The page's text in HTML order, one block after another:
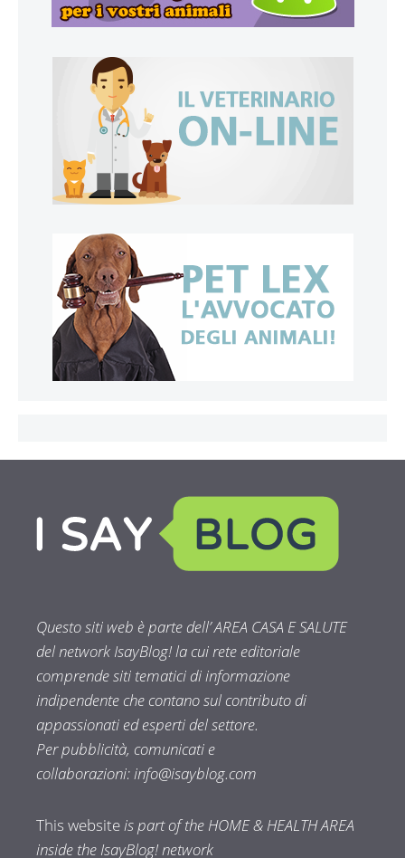
Questo siti web è parte dell’ AREA CASA E SALUTE
del network IsayBlog! la cui rete editoriale
comprende siti tematici di informazione
indipendente che contano sul contributo di
appassionati ed esperti del settore.
Per pubblicità, comunicati e
collaborazioni:info@isayblog.com
This websiteis part of the HOME & HEALTH AREA
inside the IsayBlog! network